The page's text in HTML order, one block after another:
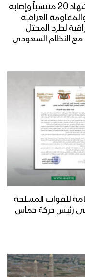
الحشد الشعبي في العراق يعلن استشهاد 20 منتسباً وإصابة
العراقية
لطرد المحتل
مع النظام السعودي
للقوات المسلحة
إلى رئيس حركة حماس